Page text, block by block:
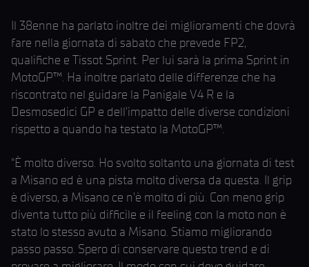
Il 38enne ha parlato inoltre dei miglioramenti che dovrà
fare nella giornata di sabato che prevede FP2,
qualifiche e Tissot Sprint. Per lui sarà la prima Sprint in
MotoGP™. Ha inoltre parlato delle differenze che ha
riscontrato nel guidare la Panigale V4 R e la
Desmosedici GP e dell’impatto delle diverse condizioni
rispetto a quando ha testato la MotoGP™.
“È molto diverso. Ho svolto soltanto una giornata di test
a Misano ed è una pista molto diversa da questa. Il grip
è diverso, a Misano ce n’è molto di più. Con meno grip
diventa tutto più difficile e il feeling con la moto non è
stato lo stesso avuto a Misano. Stiamo migliorando
passo passo. Spero di conservare questo trend e di